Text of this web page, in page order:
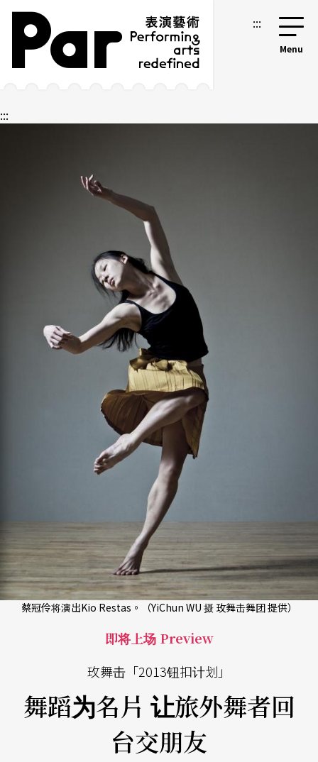
跳到主要内容区块
网站导览 :::
:::
蔡冠伶将演出Kio Restas。（YiChun WU 摄 玫舞击舞团 提供）
即将上场 Preview
玫舞击「2013钮扣计划」
舞蹈为名片 让旅外舞者回
台交朋友